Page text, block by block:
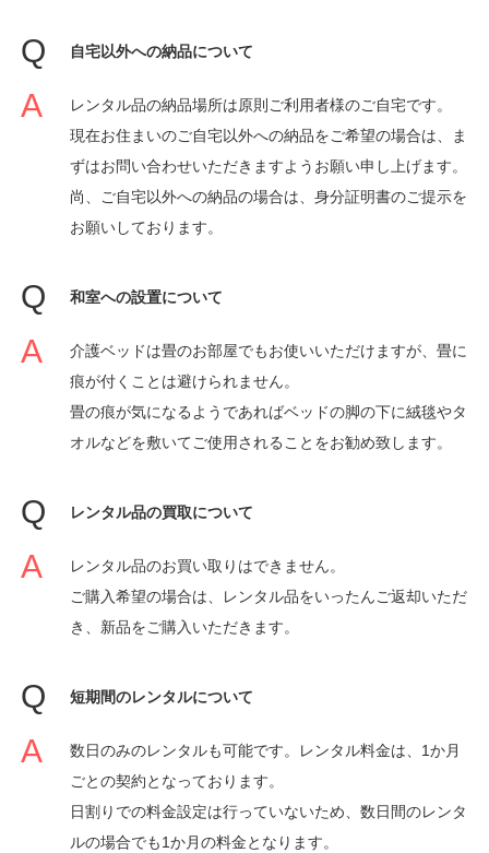
自宅以外への納品について
レンタル品の納品場所は原則ご利用者様のご自宅です。
現在お住まいのご自宅以外への納品をご希望の場合は、ま
ずはお問い合わせいただきますようお願い申し上げます。
尚、ご自宅以外への納品の場合は、身分証明書のご提示を
お願いしております。
和室への設置について
介護ベッドは畳のお部屋でもお使いいただけますが、畳に
痕が付くことは避けられません。
畳の痕が気になるようであればベッドの脚の下に絨毯やタ
オルなどを敷いてご使用されることをお勧め致します。
レンタル品の買取について
レンタル品のお買い取りはできません。
ご購入希望の場合は、レンタル品をいったんご返却いただ
き、新品をご購入いただきます。
短期間のレンタルについて
数日のみのレンタルも可能です。レンタル料金は、1か月
ごとの契約となっております。
日割りでの料金設定は行っていないため、数日間のレンタ
ルの場合でも1か月の料金となります。